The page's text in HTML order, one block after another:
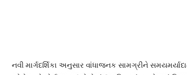
નવી માર્ગદર્શિકા અનુસાર વાંધાજનક સામગ્રીને